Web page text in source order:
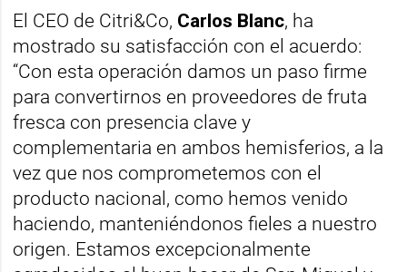
El CEO de Citri&Co, Carlos Blanc, ha
mostrado su satisfacción con el acuerdo:
“Con esta operación damos un paso firme
para convertirnos en proveedores de fruta
fresca con presencia clave y
complementaria en ambos hemisferios, a la
vez que nos comprometemos con el
producto nacional, como hemos venido
haciendo, manteniéndonos fieles a nuestro
origen. Estamos excepcionalmente